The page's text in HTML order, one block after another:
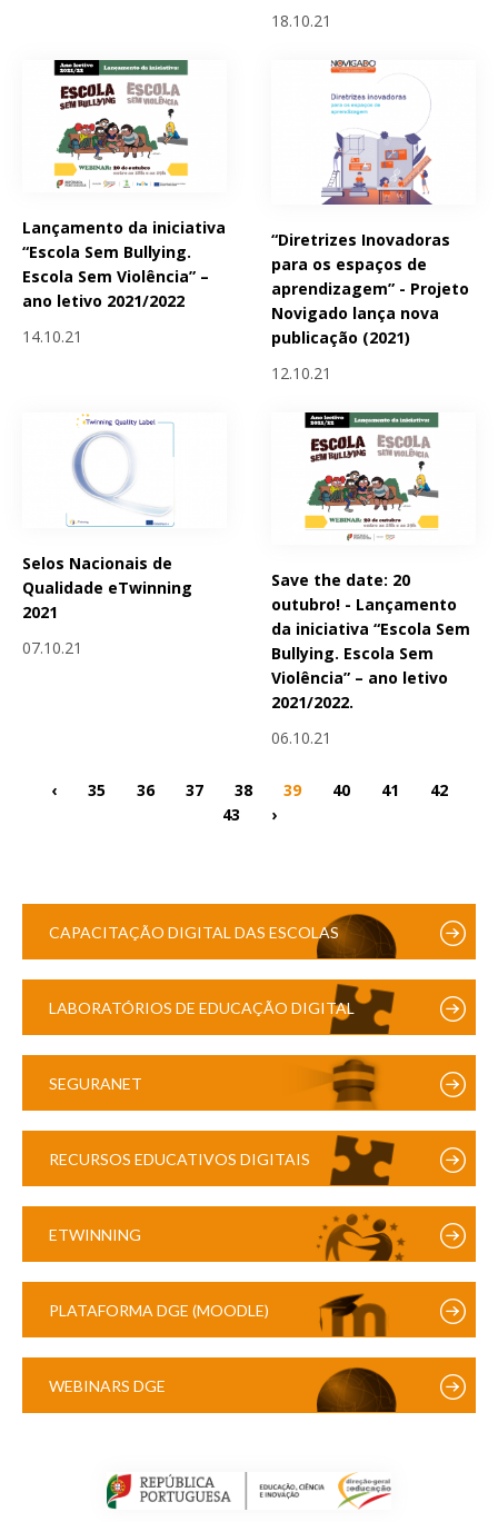
18.10.21
Lançamento da iniciativa
“Escola Sem Bullying.
Escola Sem Violência” –
ano letivo 2021/2022
14.10.21
“Diretrizes Inovadoras
para os espaços de
aprendizagem” - Projeto
Novigado lança nova
publicação (2021)
12.10.21
Selos Nacionais de
Qualidade eTwinning
2021
07.10.21
Save the date: 20
outubro! - Lançamento
da iniciativa “Escola Sem
Bullying. Escola Sem
Violência” – ano letivo
2021/2022.
06.10.21
‹ 35 36 37 38 39 40 41
42
43
›
CAPACITAÇÃO DIGITAL DAS ESCOLAS
LABORATÓRIOS DE EDUCAÇÃO DIGITAL
SEGURANET
RECURSOS EDUCATIVOS DIGITAIS
ETWINNING
PLATAFORMA DGE (MOODLE)
WEBINARS DGE